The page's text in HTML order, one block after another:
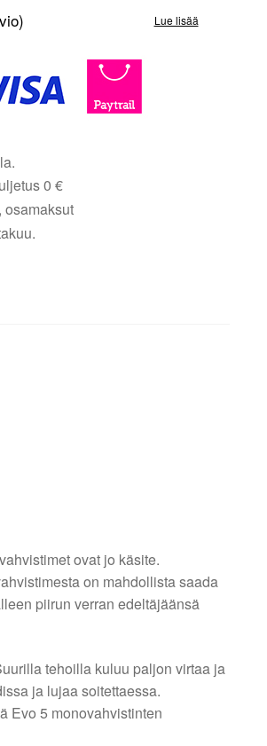
Lue lisää
0 €
osamaksut
ovat jo käsite.
on mahdollista saada
piirun verran edeltäjäänsä
tehoilla kuluu paljon virtaa ja
ja lujaa soitettaessa.
Evo 5 monovahvistinten